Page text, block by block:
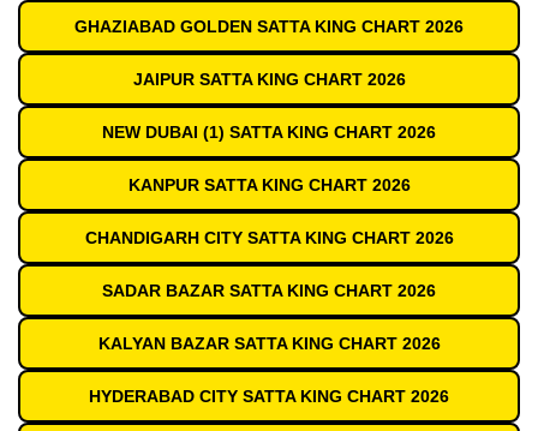
GHAZIABAD GOLDEN SATTA KING CHART 2026
JAIPUR SATTA KING CHART 2026
NEW DUBAI (1) SATTA KING CHART 2026
KANPUR SATTA KING CHART 2026
CHANDIGARH CITY SATTA KING CHART 2026
SADAR BAZAR SATTA KING CHART 2026
KALYAN BAZAR SATTA KING CHART 2026
HYDERABAD CITY SATTA KING CHART 2026